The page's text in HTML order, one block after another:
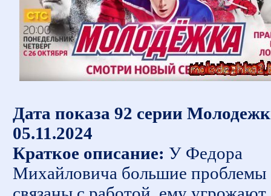
Дата показа 92 серии
05.11.2024
Краткое описание: У Федора
Михайловича большие проблемы